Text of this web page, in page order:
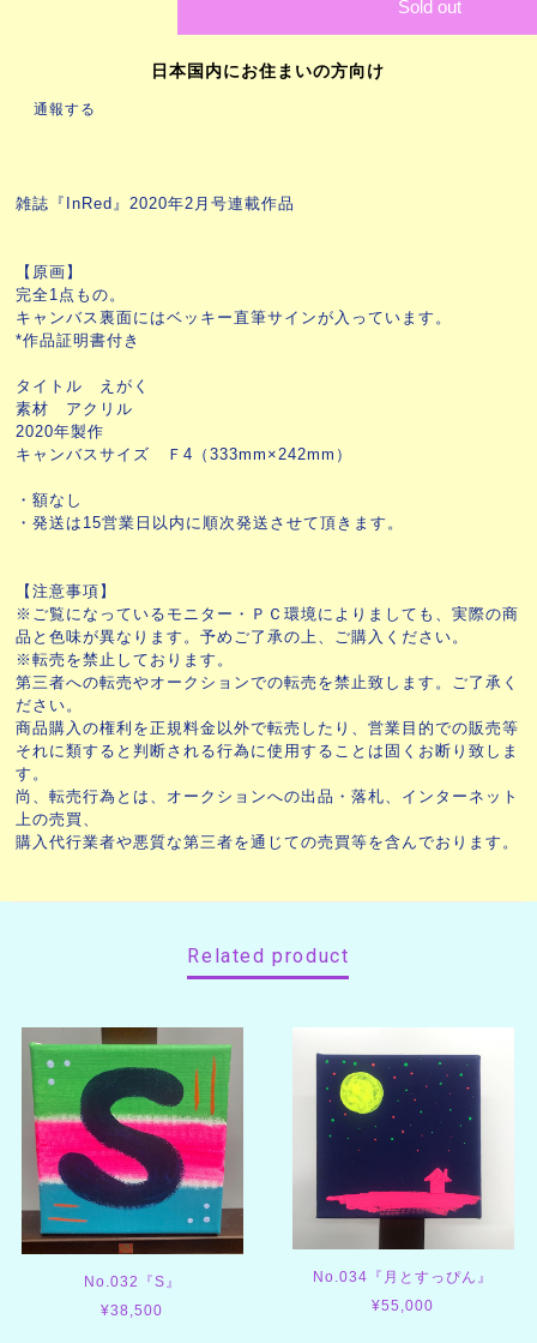
Sold out
日本国内にお住まいの方向け
通報する
雑誌『InRed』2020年2月号連載作品
【原画】
完全1点もの。
キャンバス裏面にはベッキー直筆サインが入っています。
*作品証明書付き
タイトル えがく
素材 アクリル
2020年製作
キャンバスサイズ Ｆ4（333mm×242mm）
・額なし
・発送は15営業日以内に順次発送させて頂きます。
【注意事項】
※ご覧になっているモニター・ＰＣ環境によりましても、実際の商
品と色味が異なります。予めご了承の上、ご購入ください。
※転売を禁止しております。
第三者への転売やオークションでの転売を禁止致します。ご了承く
ださい。
商品購入の権利を正規料金以外で転売したり、営業目的での販売等
それに類すると判断される行為に使用することは固くお断り致しま
す。
尚、転売行為とは、オークションへの出品・落札、インターネット
上の売買、
購入代行業者や悪質な第三者を通じての売買等を含んでおります。
Related product
No.032『S』
¥38,500
No.034『月とすっぴん』
¥55,000